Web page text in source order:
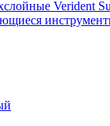
Verident